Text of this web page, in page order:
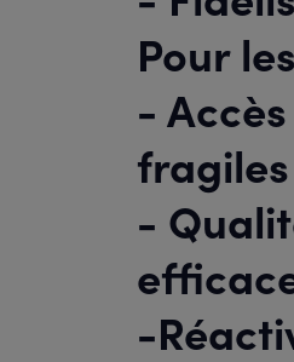
Pour
-
fragiles
-
-